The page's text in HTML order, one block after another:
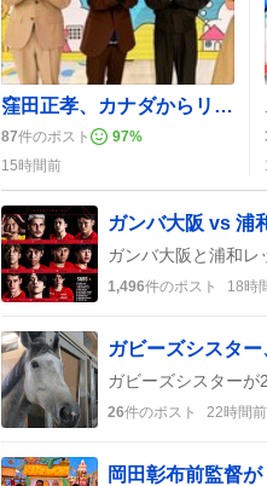
窪田正孝、カナダからリモートでサプライズ登場 絵心甚八役が大絶賛
87件のポスト 97%
15時間前
ガンバ大阪 vs 浦
1,496件のポスト 18時
26件のポスト 22時間前